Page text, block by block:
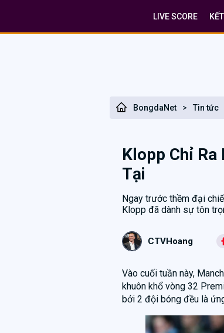
LIVE SCORE
BongdaNet > Tin tức
Klopp Chỉ Ra
Tại
Ngay trước thềm đại
Klopp đã dành sự tôn
CTVHoang
Vào cuối tuần này,
khuôn khổ vòng 32
bởi 2 đội bóng đều là